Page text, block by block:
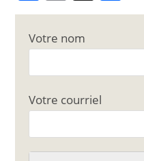
a
c
e
b
o
o
k
m
ai
l
ar
g
er
Votre nom
Votre courriel